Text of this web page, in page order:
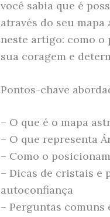
você sabia que é
através do seu
neste artigo: como o
sua coragem e
Pontos-chave
– O que é o mapa
– O que representa
– Como o
– Dicas de cristais e
autoconfiança
– Perguntas comuns